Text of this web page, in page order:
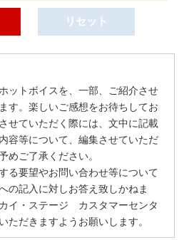
ットボイスを、一部、ご紹介させ
す。楽しいご感想をお待ちしてお
せていただく際には、文中に記載
容等について、編集させていただ
めご了承ください。
る要望やお問い合わせ等について
の記入に対しお答え致しかねま
イ・ステージ カスタマーセンタ
ただきますようお願いします。